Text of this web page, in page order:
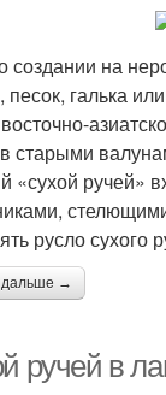
создании на
песок, галька
старыми
«сухой ручей»
русло сухого
дальше →
ручей в